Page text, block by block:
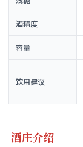
酒精度
容量
饮用建议
酒庄介绍